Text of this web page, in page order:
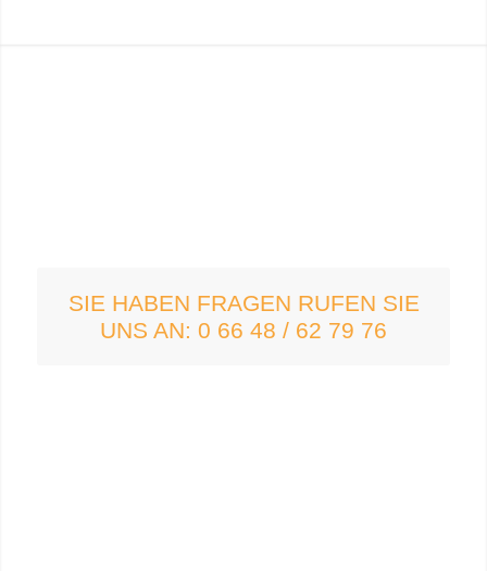
SIE HABEN FRAGEN RUFEN SIE
UNS AN: 0 66 48 / 62 79 76